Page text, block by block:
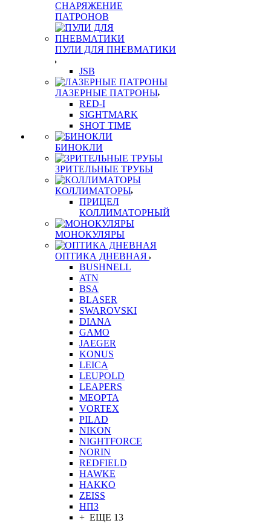
СНАРЯЖЕНИЕ
ПАТРОНОВ
ПУЛИ ДЛЯ ПНЕВМАТИКИ
JSB
ЛАЗЕРНЫЕ ПАТРОНЫ
RED-I
SIGHTMARK
SHOT TIME
БИНОКЛИ
ЗРИТЕЛЬНЫЕ ТРУБЫ
КОЛЛИМАТОРЫ
ПРИЦЕЛ
КОЛЛИМАТОРНЫЙ
МОНОКУЛЯРЫ
ОПТИКА ДНЕВНАЯ
BUSHNELL
ATN
BSA
BLASER
SWAROVSKI
DIANA
GAMO
JAEGER
KONUS
LEICA
LEUPOLD
LEAPERS
MEOPTA
VORTEX
PILAD
NIKON
NIGHTFORCE
NORIN
REDFIELD
HAWKE
HAKKO
ZEISS
НПЗ
+ ЕЩЕ 13